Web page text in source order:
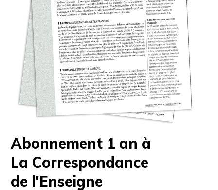
Abonnement 1 an à
La Correspondance
de l'Enseigne